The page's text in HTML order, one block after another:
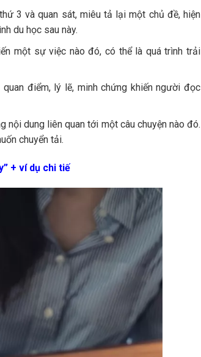
3 và quan sát, miêu tả lại một chủ đề, hiện
du học sau này.
một sự việc nào đó, có thể là quá trình trải
điểm, lý lẽ, minh chứng khiến người đọc
dung liên quan tới một câu chuyện nào đó.
chuyển tải.
+ ví dụ chi tiế